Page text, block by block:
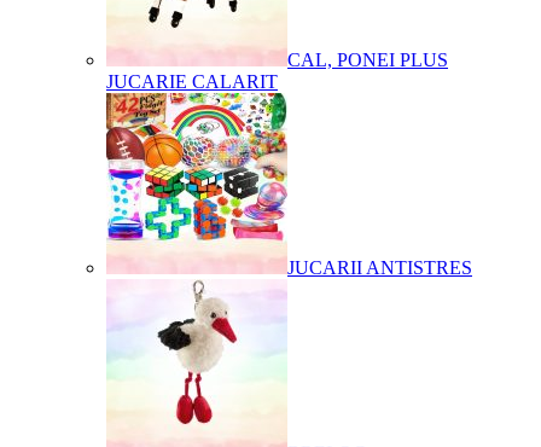
CAL, PONEI PLUS
JUCARIE CALARIT
JUCARII ANTISTRES